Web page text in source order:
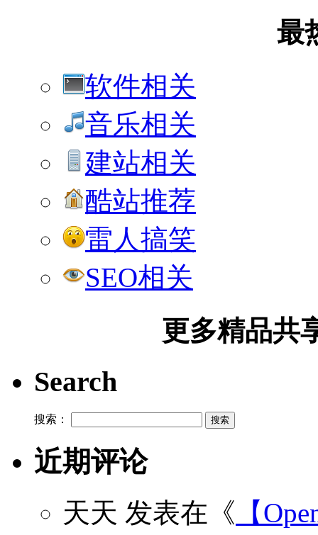
最
软件相关
音乐相关
建站相关
酷站推荐
雷人搞笑
SEO相关
更多精品共
Search
搜索：
近期评论
天天 发表在《 【